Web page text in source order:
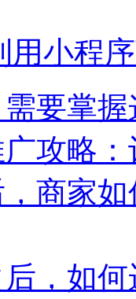
用小程
要掌
攻略
商家
，如